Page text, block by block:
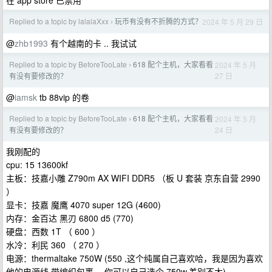
Replied to a topic by lalalaXxx › 玩币有没有不折腾的方式？ 2024 年 5 月 29 日
@zhb1993 有个越南的卡 .. 我试试
Replied to a topic by BeforeTooLate › 618 配个主机，大家看看
有没有要修改的？
2024 年 5 月
27 日
@iamsk tb 88vip 的卷
Replied to a topic by BeforeTooLate › 618 配个主机，大家看看
有没有要修改的？
2024 年 5 月
24 日
我刚配的
cpu: 15 13600kf
主板：技嘉小雕 Z790m AX WIFI DDR5 （板 U 套装 京东自营 2990
）
显卡：技嘉 魔鹰 4070 super 12G (4600)
内存：金百达 黑刃 6800 d5 (770)
硬盘：西数 1T （ 600 ）
水冷：利民 360 （ 270 ）
电源：thermaltake 750W (550 ,这个纯属自己喜欢哈，我是因为喜欢